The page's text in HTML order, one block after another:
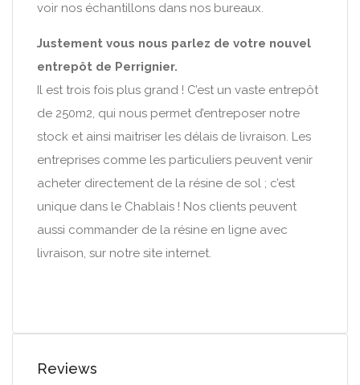
voir nos échantillons dans nos bureaux.
Justement vous nous parlez de votre nouvel
entrepôt de Perrignier.
Il est trois fois plus grand ! C’est un vaste entrepôt
de 250m2, qui nous permet d’entreposer notre
stock et ainsi maitriser les délais de livraison. Les
entreprises comme les particuliers peuvent venir
acheter directement de la résine de sol ; c’est
unique dans le Chablais ! Nos clients peuvent
aussi commander de la résine en ligne avec
livraison, sur notre site internet.
Reviews